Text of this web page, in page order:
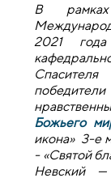
В
2021
Божьего
икона» 3-е
- «Святой
Невский —